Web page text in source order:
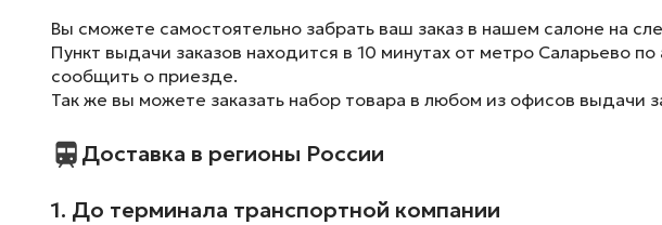
Вы сможете самостоятельно забрать ваш заказ в нашем салоне на
Пункт выдачи заказов находится в 10 минутах от метро Саларьево
сообщить о приезде.
Так же вы можете заказать набор товара в любом из офисов выдачи
Доставка в регионы России
1. До терминала транспортной компании